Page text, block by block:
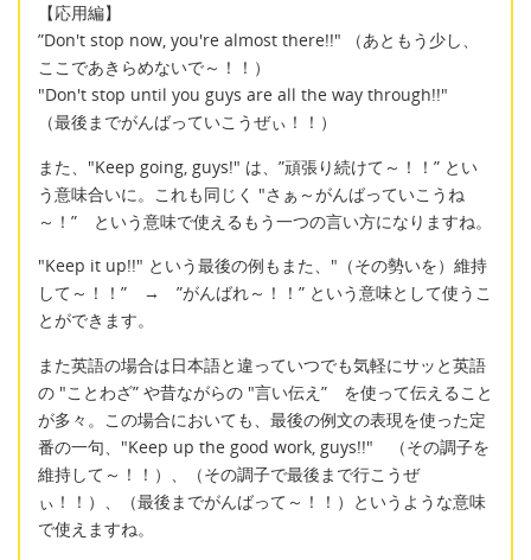
【応用編】
”Don't stop now, you're almost there!!" （あともう少し、
ここであきらめないで～！！）
"Don't stop until you guys are all the way through!!"
（最後までがんばっていこうぜぃ！！）
また、"Keep going, guys!" は、”頑張り続けて～！！” とい
う意味合いに。これも同じく "さぁ～がんばっていこうね
～！” という意味で使えるもう一つの言い方になりますね。
"Keep it up!!" という最後の例もまた、"（その勢いを）維持
して～！！” → ”がんばれ～！！” という意味として使うこ
とができます。
また英語の場合は日本語と違っていつでも気軽にサッと英語
の "ことわざ” や昔ながらの "言い伝え” を使って伝えること
が多々。この場合においても、最後の例文の表現を使った定
番の一句、"Keep up the good work, guys!!" （その調子を
維持して～！！）、（その調子で最後まで行こうぜ
ぃ！！）、（最後までがんばって～！！）というような意味
で使えますね。